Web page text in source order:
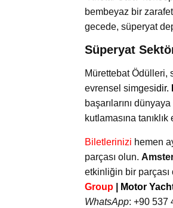
bembeyaz bir
gecede, süperyat
Süperyat
Mürettebat Ödülleri,
evrensel simgesidir.
başarılarını
kutlamasına
Biletlerinizi hemen
parçası olun.
etkinliğin bir parçası
Group
Motor
WhatsApp: +90 537